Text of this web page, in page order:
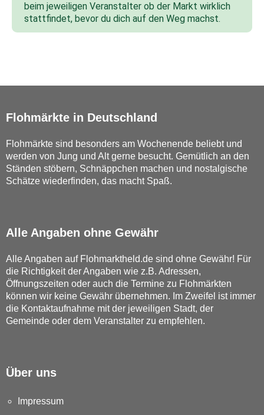
beim jeweiligen Veranstalter ob der Markt wirklich
stattfindet, bevor du dich auf den Weg machst.
Flohmärkte in Deutschland
Flohmärkte sind besonders am Wochenende beliebt und
werden von Jung und Alt gerne besucht. Gemütlich an den
Ständen stöbern, Schnäppchen machen und nostalgische
Schätze wiederfinden, das macht Spaß.
Alle Angaben ohne Gewähr
Alle Angaben auf Flohmarktheld.de sind ohne Gewähr! Für
die Richtigkeit der Angaben wie z.B. Adressen,
Öffnungszeiten oder auch die Termine zu Flohmärkten
können wir keine Gewähr übernehmen. Im Zweifel ist immer
die Kontaktaufnahme mit der jeweiligen Stadt, der
Gemeinde oder dem Veranstalter zu empfehlen.
Über uns
Impressum